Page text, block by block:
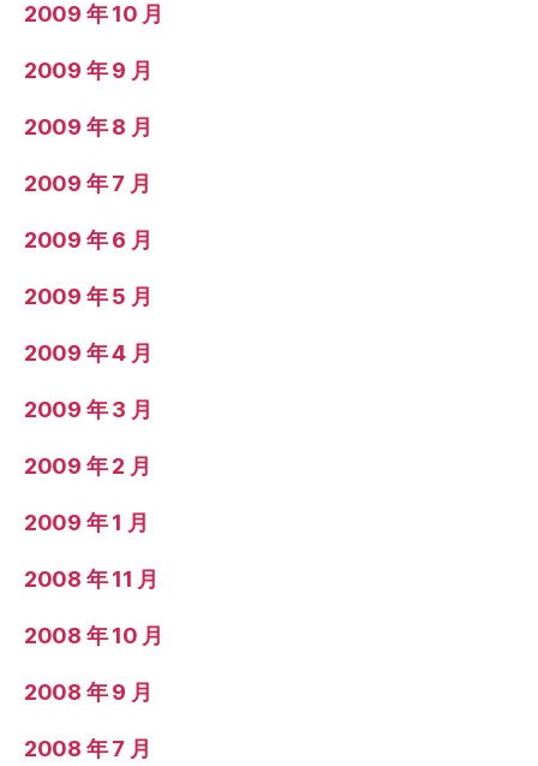
2009 年 10 月
2009 年 9 月
2009 年 8 月
2009 年 7 月
2009 年 6 月
2009 年 5 月
2009 年 4 月
2009 年 3 月
2009 年 2 月
2009 年 1 月
2008 年 11 月
2008 年 10 月
2008 年 9 月
2008 年 7 月